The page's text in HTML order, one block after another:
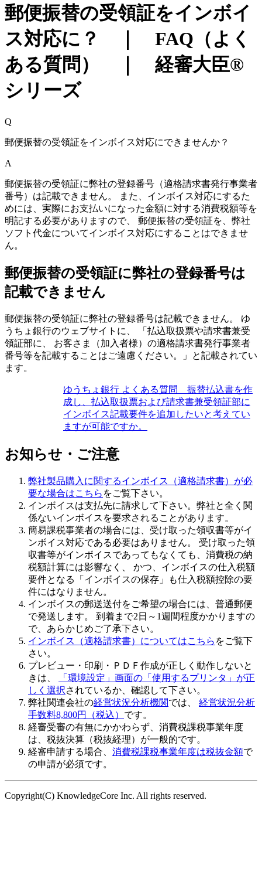
郵便振替の受領証をインボイ
ス対応に？ ｜ FAQ（よく
ある質問） ｜ 経審大臣®
シリーズ
Q
郵便振替の受領証をインボイス対応にできませんか？
A
郵便振替の受領証に弊社の登録番号（適格請求書発行事業者
番号）は記載できません。 また、インボイス対応にするた
めには、実際にお支払いになった金額に対する消費税額等を
明記する必要がありますので、 郵便振替の受領証を、弊社
ソフト代金についてインボイス対応にすることはできませ
ん。
郵便振替の受領証に弊社の登録番号は
記載できません
郵便振替の受領証に弊社の登録番号は記載できません。 ゆ
うちょ銀行のウェブサイトに、 「払込取扱票や請求書兼受
領証部に、 お客さま（加入者様）の適格請求書発行事業者
番号等を記載することはご遠慮ください。」と記載されてい
ます。
ゆうちょ銀行 よくある質問 振替払込書を作
成し、払込取扱票および請求書兼受領証部に
インボイス記載要件を追加したいと考えてい
ますが可能ですか。
お知らせ・ご注意
弊社製品購入に関するインボイス（適格請求書）が必
要な場合はこちら をご覧下さい。
インボイスは支払先に請求して下さい。弊社と全く関
係ないインボイスを要求されることがあります。
簡易課税事業者の場合には、受け取った領収書等がイ
ンボイス対応である必要はありません。 受け取った領
収書等がインボイスであってもなくても、消費税の納
税額計算には影響なく、 かつ、インボイスの仕入税額
要件となる「インボイスの保存」も仕入税額控除の要
件にはなりません。
インボイスの郵送送付をご希望の場合には、普通郵便
で発送します。 到着まで2日～1週間程度かかりますの
で、あらかじめご了承下さい。
インボイス（適格請求書）についてはこちら をご覧下
さい。
プレビュー・印刷・ＰＤＦ作成が正しく動作しないと
きは、
「環境設定」画面の「使用するプリンタ」が正
しく選択されているか、確認して下さい。
弊社関連会社の経営状況分析機関では、 経営状況分析
手数料8,800円（税込） です。
経審受審の有無にかかわらず、 消費税課税事業年度
は、税抜決算（税抜経理）が一般的です。
経審申請する場合、 消費税課税事業年度は税抜金額で
の申請が必須です。
Copyright(C) KnowledgeCore Inc. All rights reserved.